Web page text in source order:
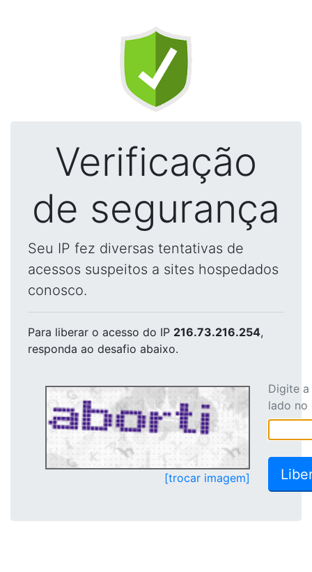
Verificação
de segurança
Seu IP fez diversas tentativas de
acessos suspeitos a sites hospedados
conosco.
Para liberar o acesso do IP 216.73.216.254,
responda ao desafio abaixo.
[trocar imagem]
Digite
lado no